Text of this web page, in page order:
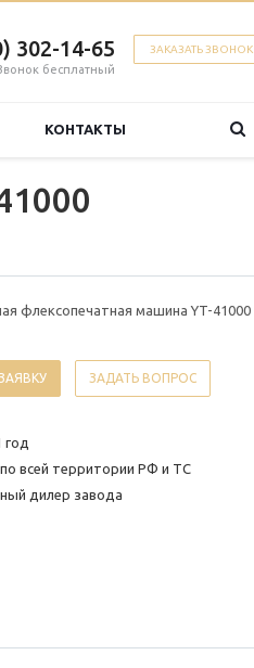
ЗАКАЗАТЬ ЗВОНОК
302-14-65
бесплатный
КОНТАКТЫ
флексопечатная машина YT-41000
ЗАДАТЬ ВОПРОС
год
всей территории РФ и ТС
дилер завода